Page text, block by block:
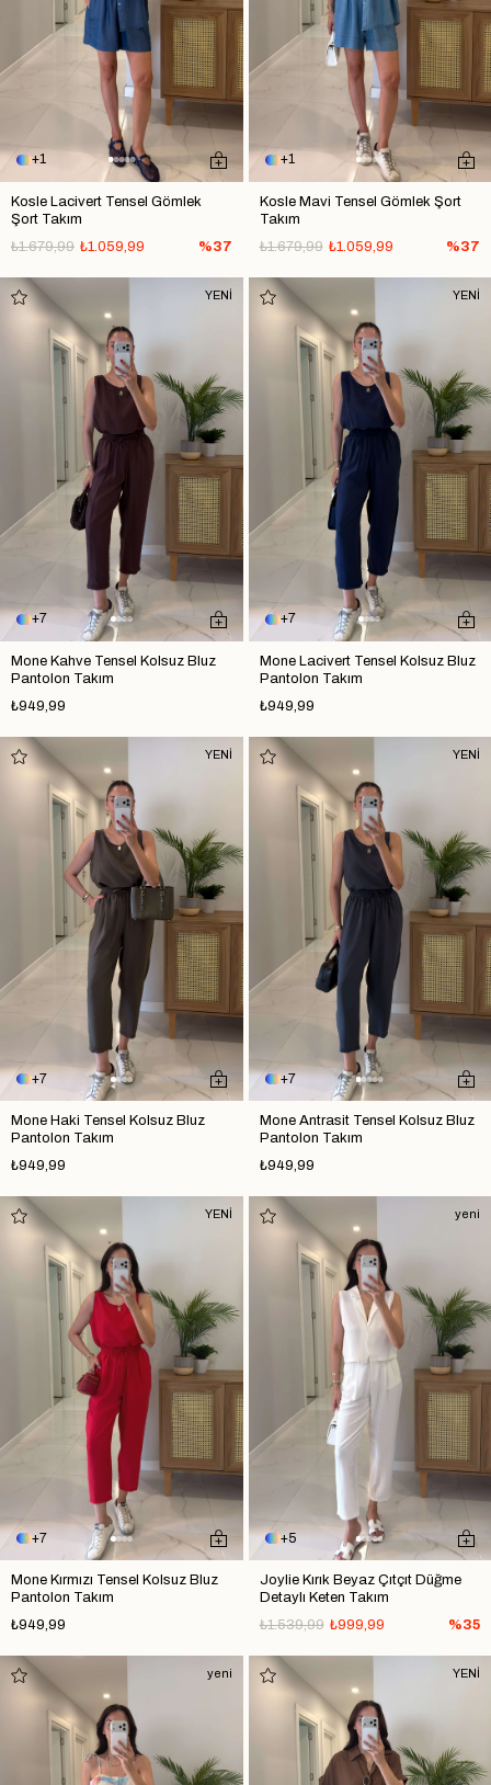
1
Kosle Lacivert Tensel Gömlek
Şort Takım
₺1.059,99
₺1.679,99 %37
1
Kosle Mavi Tensel Gömlek Şort
Takım
₺1.059,99
₺1.679,99 %37
7
Mone Kahve Tensel Kolsuz Bluz
Pantolon Takım
₺949,99
YENİ
7
Mone Lacivert Tensel Kolsuz Bluz
Pantolon Takım
₺949,99
YENİ
7
Mone Haki Tensel Kolsuz Bluz
Pantolon Takım
₺949,99
YENİ
7
Mone Antrasit Tensel Kolsuz Bluz
Pantolon Takım
₺949,99
YENİ
7
Mone Kırmızı Tensel Kolsuz Bluz
Pantolon Takım
₺949,99
YENİ
5
Joylie Kırık Beyaz Çıtçıt Düğme
Detaylı Keten Takım
₺999,99
₺1.539,99 %35
yeni
yeni YENİ